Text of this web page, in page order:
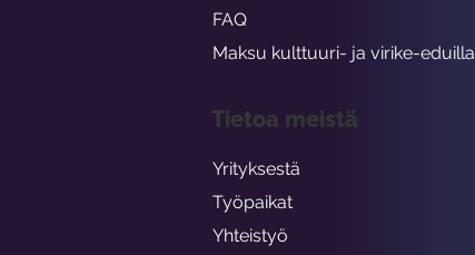
FAQ
Maksu kulttuuri- ja virike-eduilla
Tietoa meistä
Yrityksestä
Työpaikat
Yhteistyö